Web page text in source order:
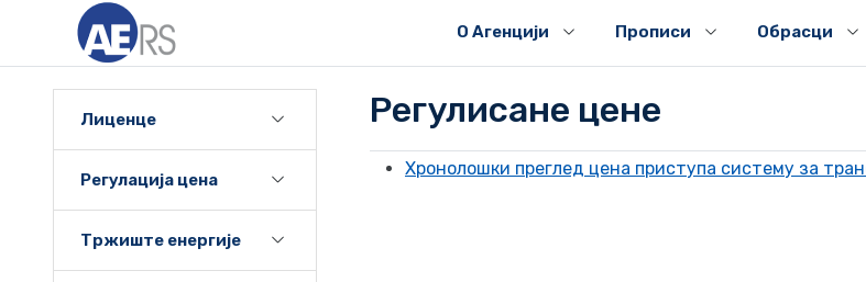
О Агенцији Прописи Обрасци
Лиценце
Регулација цена
Тржиште енергије
Регулисане цене
Хронолошки преглед цена приступа систему за